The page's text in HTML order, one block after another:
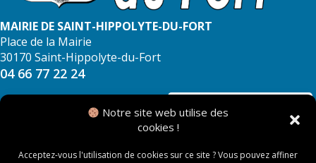
Notre site web utilise des
cookies !
Acceptez-vous l'utilisation de cookies sur ce site ? Vous pouvez affiner
MAIRIE DE SAINT-HIPPOLYTE-DU-FORT
Place de la Mairie
30170 Saint-Hippolyte-du-Fort
04 66 77 22 24
NOUS CONTACTER